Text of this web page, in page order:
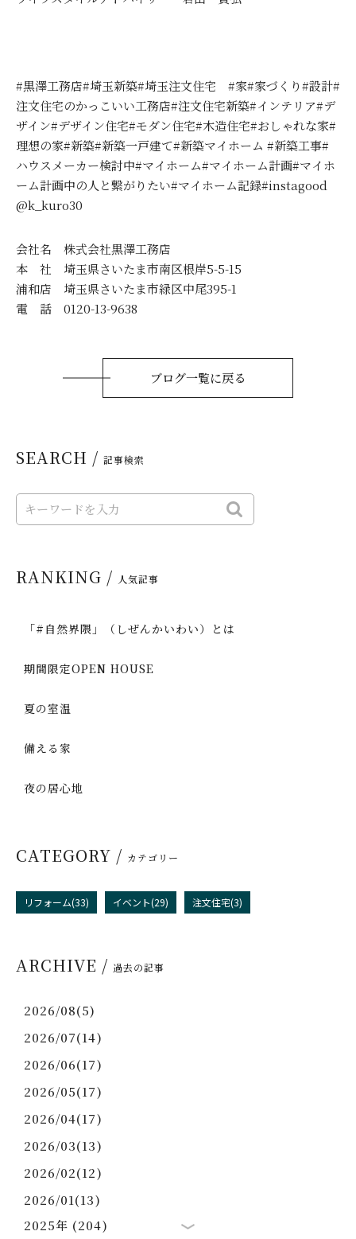
#黒澤工務店#埼玉新築#埼玉注文住宅 #家#家づくり#設計#
注文住宅のかっこいい工務店#注文住宅新築#インテリア#デ
ザイン#デザイン住宅#モダン住宅#木造住宅#おしゃれな家#
理想の家#新築#新築一戸建て#新築マイホーム #新築工事#
ハウスメーカー検討中#マイホーム#マイホーム計画#マイホ
ーム計画中の人と繋がりたい#マイホーム記録#instagood
@k_kuro30
会社名 株式会社黒澤工務店
本 社 埼玉県さいたま市南区根岸5-5-15
浦和店 埼玉県さいたま市緑区中尾395-1
電 話 0120-13-9638
ブログ一覧に戻る
SEARCH / 記事検索
RANKING / 人気記事
「#自然界隈」（しぜんかいわい）とは
期間限定OPEN HOUSE
夏の室温
備える家
夜の居心地
CATEGORY / カテゴリー
リフォーム(33) イベント(29) 注文住宅(3)
ARCHIVE / 過去の記事
2026/08(5)
2026/07(14)
2026/06(17)
2026/05(17)
2026/04(17)
2026/03(13)
2026/02(12)
2026/01(13)
2025年 (204)